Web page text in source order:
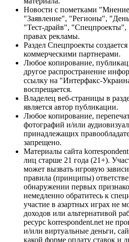
Новости с пометками
"Заявление", "Регионы",
"Тест-драйв",
правах рекламы.
Раздел Спецпроекты
коммерческими партнерами.
Любое копирование,
другое распространение
ссылку на "Интерфакс-
воспрещается.
Владелец веб-страницы в
является автор публикации.
Любое копирование,
фотографий и/или
принадлежащих
запрещено.
Материалы сайта
лиц старше 21 года (21+).
может вызвать игровую
правила (принципы)
обнаружении первых
немедленно обратитесь к
участие в азартных играх не
доходов или альтернативой
ресурс korrespondent.net не
и/или виртуальные деньги,
какой форме оплату ставок и